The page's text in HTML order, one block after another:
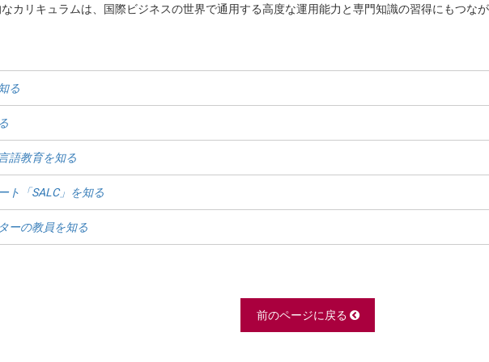
カリキュラムは、国際ビジネスの世界で通用する高度な運用能力と専門知識の習得にもつなが
る
語教育を知る
ト「SALC」を知る
ーの教員を知る
前のページに戻る